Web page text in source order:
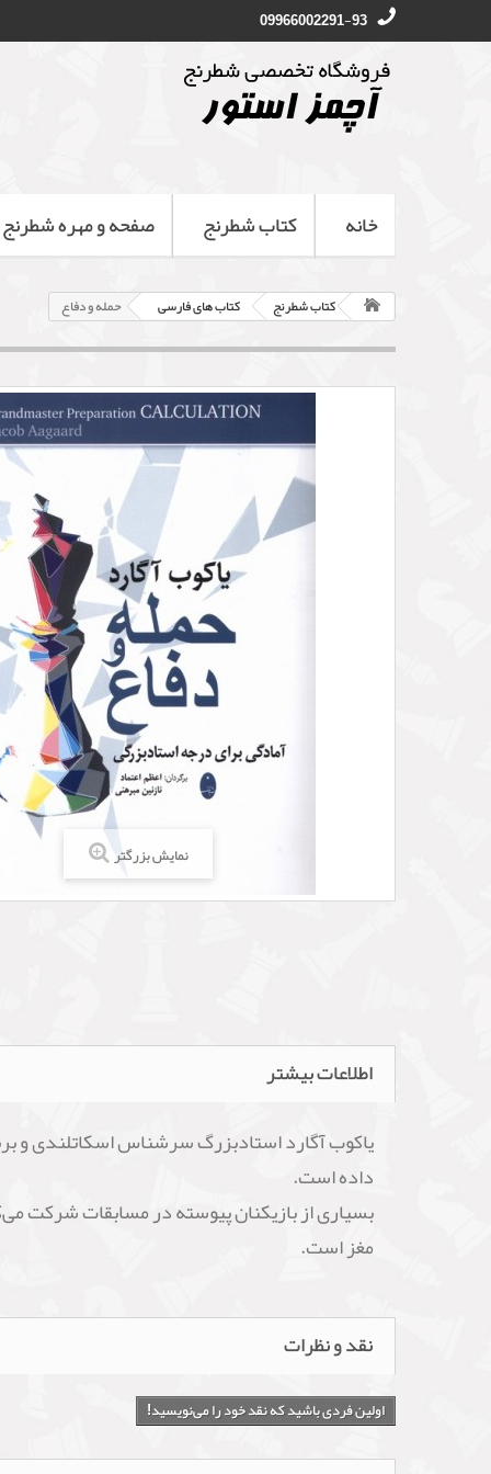
09966002291-93
خانه کتاب شطرنج صفحه و مهره شطرنج
کتاب شطرنج کتاب های فارسی حمله و دفاع
نمایش بزرگتر
اطلاعات بیشتر
یاکوب آگارد استادبزرگ سرشناس اسکاتلندی و
داده است.
بسیاری از بازیکنان پیوسته در مسابقات شرکت
مغز است.
نقد و نظرات
اولین فردی باشید که نقد خود را می‌نویسید!